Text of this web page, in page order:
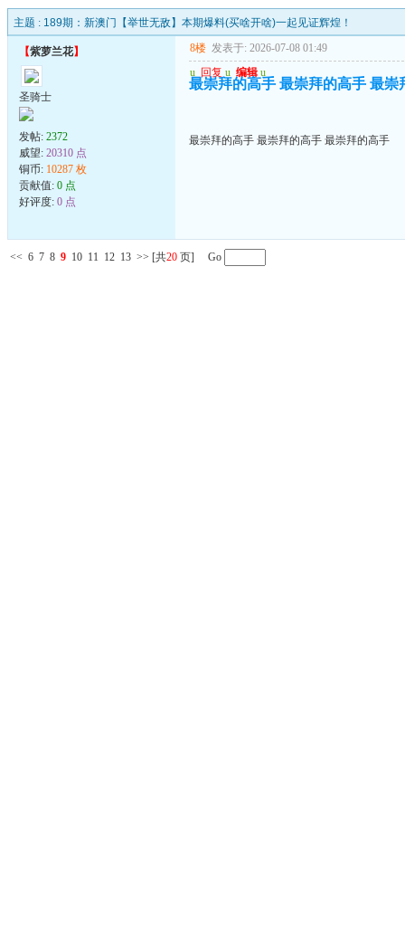
主题 : 189期：新澳门【举世无敌】本期爆料(买啥开啥)一起见证辉煌！
【紫萝兰花】
圣骑士
发帖: 2372
威望: 20310 点
铜币: 10287 枚
贡献值: 0 点
好评度: 0 点
8楼 发表于: 2026-07-08 01:49
u 回复 u 编辑 u
最崇拜的高手 最崇拜的高手 最崇
最崇拜的高手 最崇拜的高手 最崇拜的高手
<< 6 7 8 9 10 11 12 13 >> [共20 页] Go